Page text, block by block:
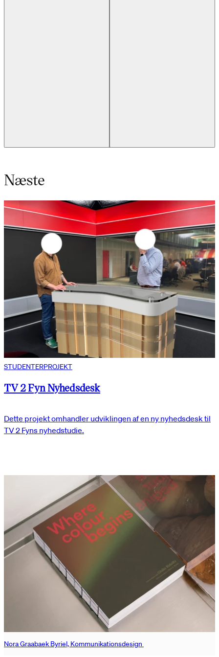
Næste
STUDENTERPROJEKT
TV 2 Fyn Nyhedsdesk
Dette projekt omhandler udviklingen af en ny nyhedsdesk til
TV 2 Fyns nyhedstudie.
Nora Graabaek Byriel, Kommunikationsdesign